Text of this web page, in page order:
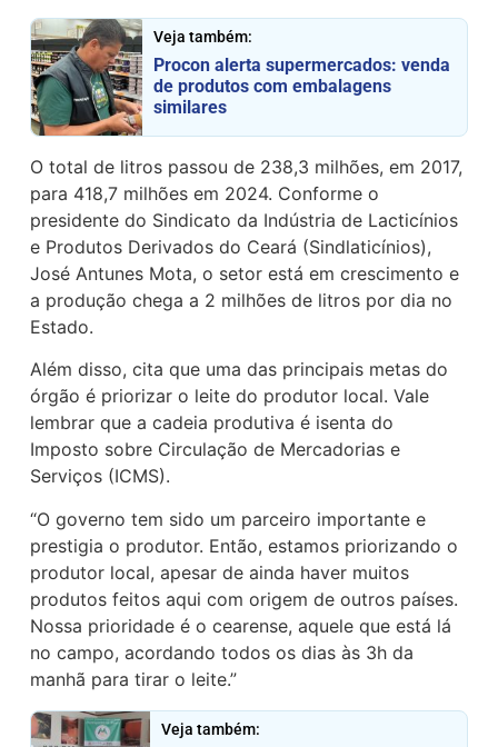
Veja também:
Procon alerta supermercados: venda
de produtos com embalagens
similares
O total de litros passou de 238,3 milhões, em 2017,
para 418,7 milhões em 2024. Conforme o
presidente do Sindicato da Indústria de Lacticínios
e Produtos Derivados do Ceará (Sindlaticínios),
José Antunes Mota, o setor está em crescimento e
a produção chega a 2 milhões de litros por dia no
Estado.
Além disso, cita que uma das principais metas do
órgão é priorizar o leite do produtor local. Vale
lembrar que a cadeia produtiva é isenta do
Imposto sobre Circulação de Mercadorias e
Serviços (ICMS).
“O governo tem sido um parceiro importante e
prestigia o produtor. Então, estamos priorizando o
produtor local, apesar de ainda haver muitos
produtos feitos aqui com origem de outros países.
Nossa prioridade é o cearense, aquele que está lá
no campo, acordando todos os dias às 3h da
manhã para tirar o leite.”
Veja também: